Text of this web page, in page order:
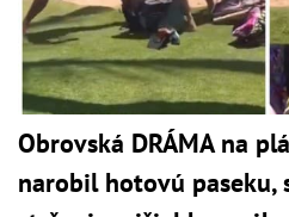
Obrovská DRÁMA na
narobil hotovú paseku,